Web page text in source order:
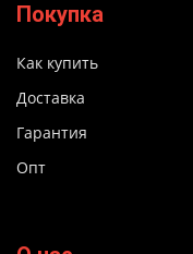
Покупка
Как купить
Доставка
Гарантия
Опт